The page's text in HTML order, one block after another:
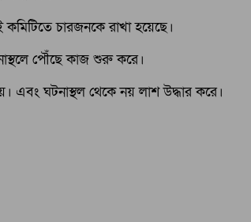
চারজনকে রাখা হয়েছে।
পৌঁছে কাজ শুরু করে।
এবং ঘটনাস্থল থেকে নয় লাশ উদ্ধার করে।